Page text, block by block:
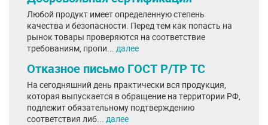
Любой продукт имеет определенную степень
качества и безопасности. Перед тем как попасть на
рынок товары проверяются на соответствие
требованиям, пропи... далее
Отказное письмо ГОСТ Р/ТР ТС
На сегодняшний день практически вся продукция,
которая выпускается в обращение на территории РФ,
подлежит обязательному подтверждению
соответствия либ... далее